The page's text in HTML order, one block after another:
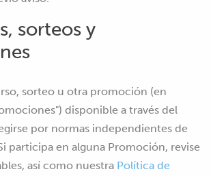
sorteos y
sorteo u otra promoción (en
disponible a través del
por normas independientes de
participa en alguna Promoción, revise
así como nuestra Política de